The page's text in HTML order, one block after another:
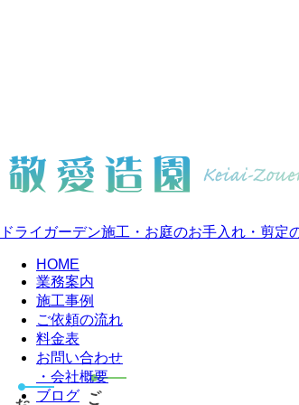
ドライガーデン施工・お庭のお手入れ・剪
HOME
業務案内
施工事例
ご依頼の流れ
料金表
お問い合わせ
・会社概要
ブログ